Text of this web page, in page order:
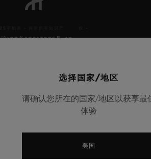
沪ICP备10213225号-10
电子营业执照
新闻快讯
选择国家/地区
请确认您所在的国家/地区以获享最
体验
美国